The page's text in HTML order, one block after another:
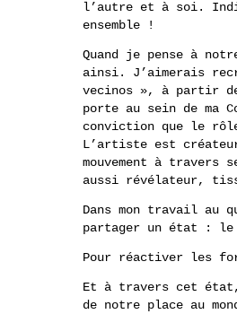
l’autre et à soi.
ensemble !
Quand je pense à
ainsi. J’aimerais
vecinos », à partir
porte au sein de ma
conviction que le
L’artiste est
mouvement à
aussi révélateur,
Dans mon travail au
partager un état :
Pour réactiver les
Et à travers cet
de notre place au